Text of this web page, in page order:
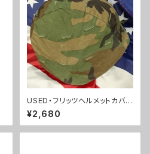
USED・フリッツヘルメットカバー
ウッドランド(A0030)
¥2,680